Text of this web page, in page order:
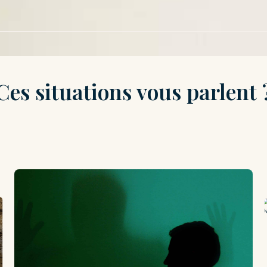
situations vous parlent